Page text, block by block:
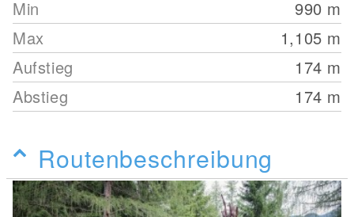
Min 990 m
Max
1,105 m
Aufstieg
174 m
Abstieg
174 m
Routenbeschreibung